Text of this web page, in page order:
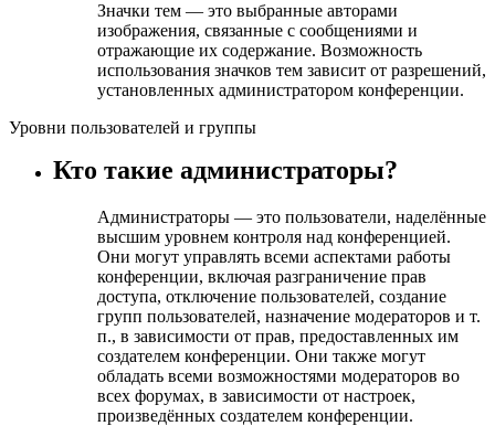
Значки тем — это выбранные авторами
изображения, связанные с сообщениями и
отражающие их содержание. Возможность
использования значков тем зависит от разрешений,
установленных администратором конференции.
Уровни пользователей и группы
Кто такие администраторы?
Администраторы — это пользователи, наделённые
высшим уровнем контроля над конференцией.
Они могут управлять всеми аспектами работы
конференции, включая разграничение прав
доступа, отключение пользователей, создание
групп пользователей, назначение модераторов и т.
п., в зависимости от прав, предоставленных им
создателем конференции. Они также могут
обладать всеми возможностями модераторов во
всех форумах, в зависимости от настроек,
произведённых создателем конференции.